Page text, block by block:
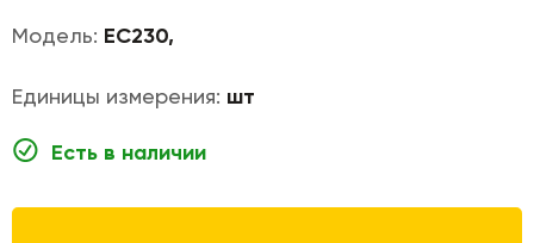
Модель: EC230,
Единицы измерения: шт
Есть в наличии